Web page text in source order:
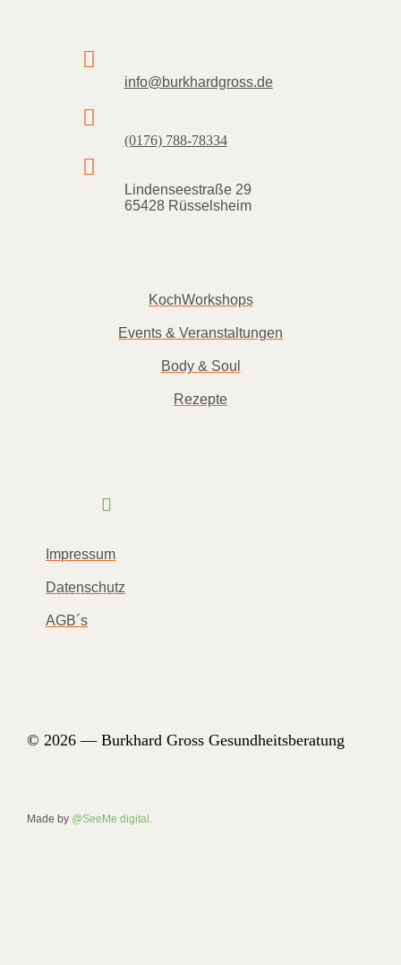

info@burkhardgross.de

(0176) 788-78334

Lindenseestraße 29
65428 Rüsselsheim
KochWorkshops
Events & Veranstaltungen
Body & Soul
Rezepte
Impressum
Datenschutz
AGB´s
© 2026 — Burkhard Gross Gesundheitsberatung
Made by @SeeMe digital.